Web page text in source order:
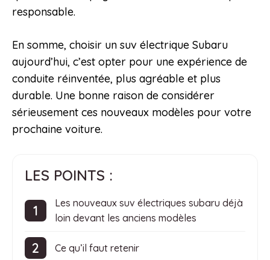
responsable.
En somme, choisir un suv électrique Subaru
aujourd’hui, c’est opter pour une expérience de
conduite réinventée, plus agréable et plus
durable. Une bonne raison de considérer
sérieusement ces nouveaux modèles pour votre
prochaine voiture.
LES POINTS :
Les nouveaux suv électriques subaru déjà
loin devant les anciens modèles
Ce qu’il faut retenir